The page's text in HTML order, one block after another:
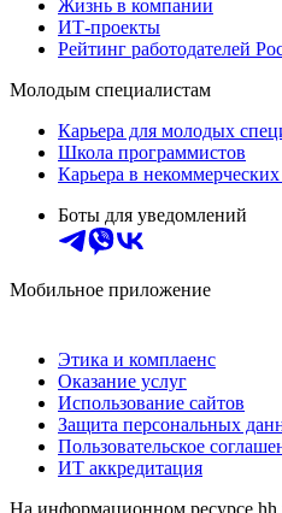
Жизнь в компании
ИТ-проекты
Рейтинг работодателей
Молодым специалистам
Карьера для молодых
Школа программистов
Карьера в
Боты для уведомлений
Мобильное приложение
Этика и комплаенс
Оказание услуг
Использование сайтов
Защита персональных
Пользовательское
ИТ аккредитация